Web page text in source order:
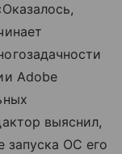
Adobe
выяснил,
запуска ОС его